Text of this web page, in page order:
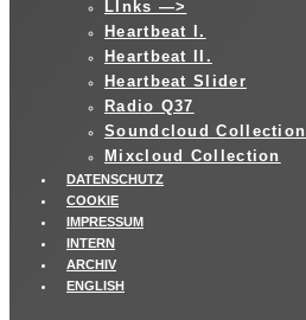
LInks —>
Heartbeat I.
Heartbeat II.
Heartbeat Slider
Radio Q37
Soundcloud Collection
Mixcloud Collection
DATENSCHUTZ
COOKIE
IMPRESSUM
INTERN
ARCHIV
ENGLISH